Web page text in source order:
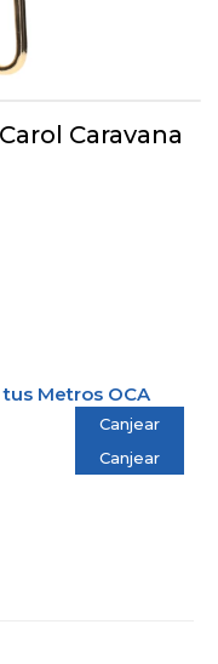
Caravana
Metros OCA
Canjear
Canjear